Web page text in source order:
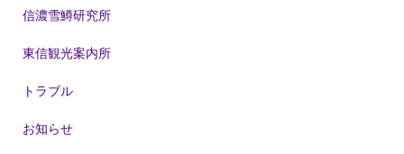
信濃雪鱒研究所
東信観光案内所
トラブル
お知らせ